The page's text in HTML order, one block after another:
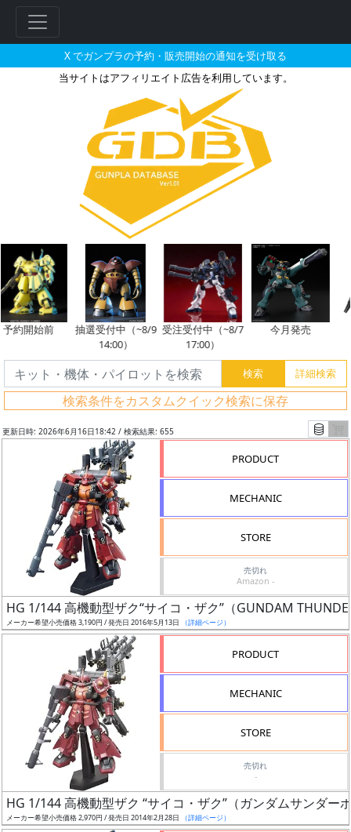
X でガンプラの予約・販売開始の通知を受け取る
当サイトはアフィリエイト広告を利用しています。
HG 1/144 高機動型ザク“サイコ
開始前
抽選受付中（~8/9
14:00）
受注受付中（~8/7
17:00）
今月発売
検索条件をカスタムクイック検索に保存
フ
リ
グ
レ
更新日時: 2026年6月16日18:42 / 検索結果: 655
PRODUCT
MECHANIC
STORE
売切れ
Amazon -
HG 1/144 高機動型ザク“サイコ・ザク”（GUNDAM
メーカー希望小売価格 3,190円 / 発売日 2016年5月13日 （詳細ページ）
PRODUCT
MECHANIC
STORE
売切れ
-
HG 1/144 高機動型ザク “サイコ・ザク”（ガンダムサンダー
メーカー希望小売価格 2,970円 / 発売日 2014年2月28日 （詳細ページ）